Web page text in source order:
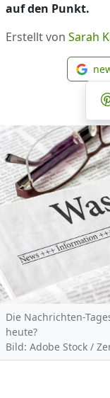
auf den Punkt.
Erstellt von Sarah
Die Nachrichten-
heute?
Bild: Adobe Stock /